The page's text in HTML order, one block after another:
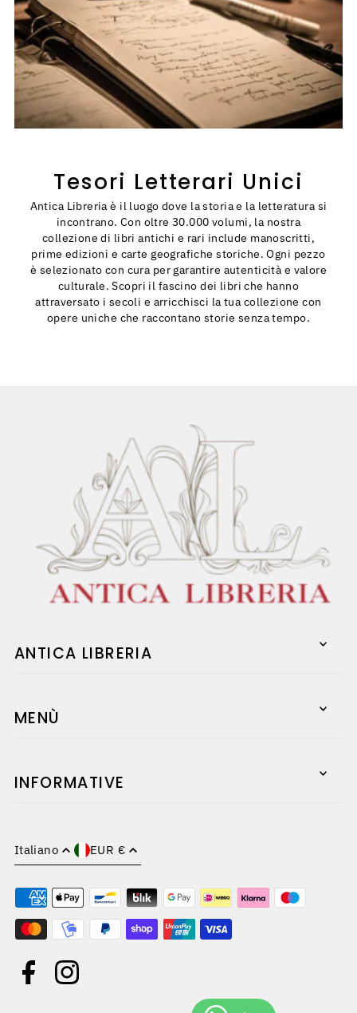
Tesori Letterari Unici
Antica Libreria è il luogo dove la storia e la letteratura si
incontrano. Con oltre 30.000 volumi, la nostra
collezione di libri antichi e rari include manoscritti,
prime edizioni e carte geografiche storiche. Ogni pezzo
è selezionato con cura per garantire autenticità e valore
culturale. Scopri il fascino dei libri che hanno
attraversato i secoli e arricchisci la tua collezione con
opere uniche che raccontano storie senza tempo.
ANTICA LIBRERIA
MENÙ
INFORMATIVE
Italiano EUR €
primo acquisto!
*Completando questo modulo ti iscrivi per
ricevere le nostre email e potrai annullare
l'iscrizione in qualsiasi momento.